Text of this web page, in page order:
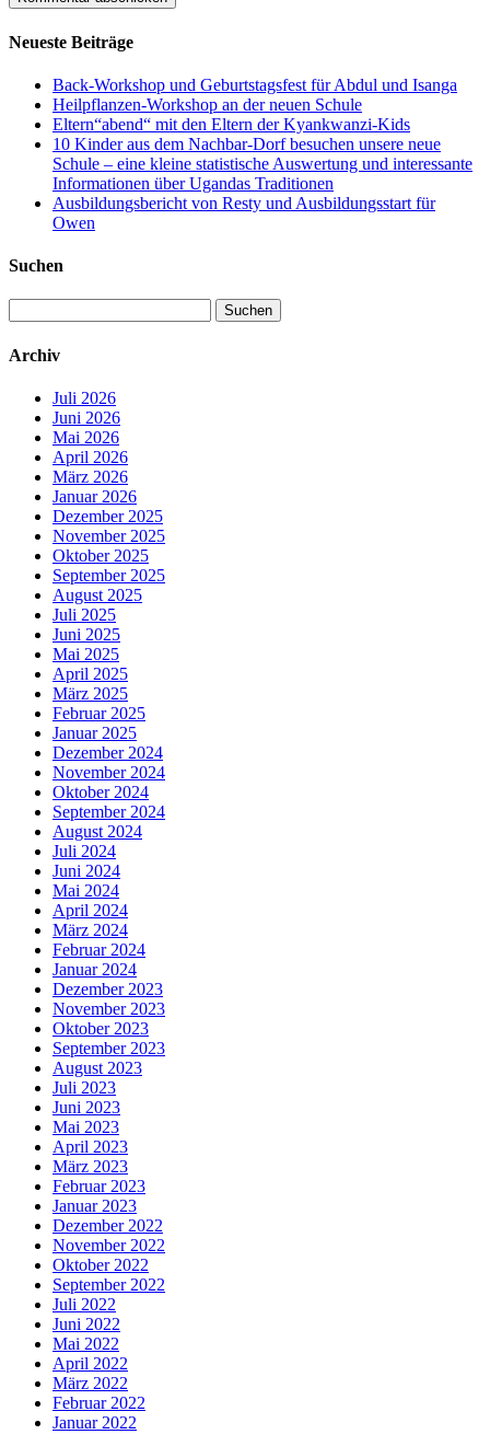
Neueste Beiträge
Back-Workshop und Geburtstagsfest für Abdul und Isanga
Heilpflanzen-Workshop an der neuen Schule
Eltern“abend“ mit den Eltern der Kyankwanzi-Kids
10 Kinder aus dem Nachbar-Dorf besuchen unsere neue
Schule – eine kleine statistische Auswertung und interessante
Informationen über Ugandas Traditionen
Ausbildungsbericht von Resty und Ausbildungsstart für
Owen
Suchen
nach:
Archiv
Juli 2026
Juni 2026
Mai 2026
April 2026
März 2026
Januar 2026
Dezember 2025
November 2025
Oktober 2025
September 2025
August 2025
Juli 2025
Juni 2025
Mai 2025
April 2025
März 2025
Februar 2025
Januar 2025
Dezember 2024
November 2024
Oktober 2024
September 2024
August 2024
Juli 2024
Juni 2024
Mai 2024
April 2024
März 2024
Februar 2024
Januar 2024
Dezember 2023
November 2023
Oktober 2023
September 2023
August 2023
Juli 2023
Juni 2023
Mai 2023
April 2023
März 2023
Februar 2023
Januar 2023
Dezember 2022
November 2022
Oktober 2022
September 2022
Juli 2022
Juni 2022
Mai 2022
April 2022
März 2022
Februar 2022
Januar 2022